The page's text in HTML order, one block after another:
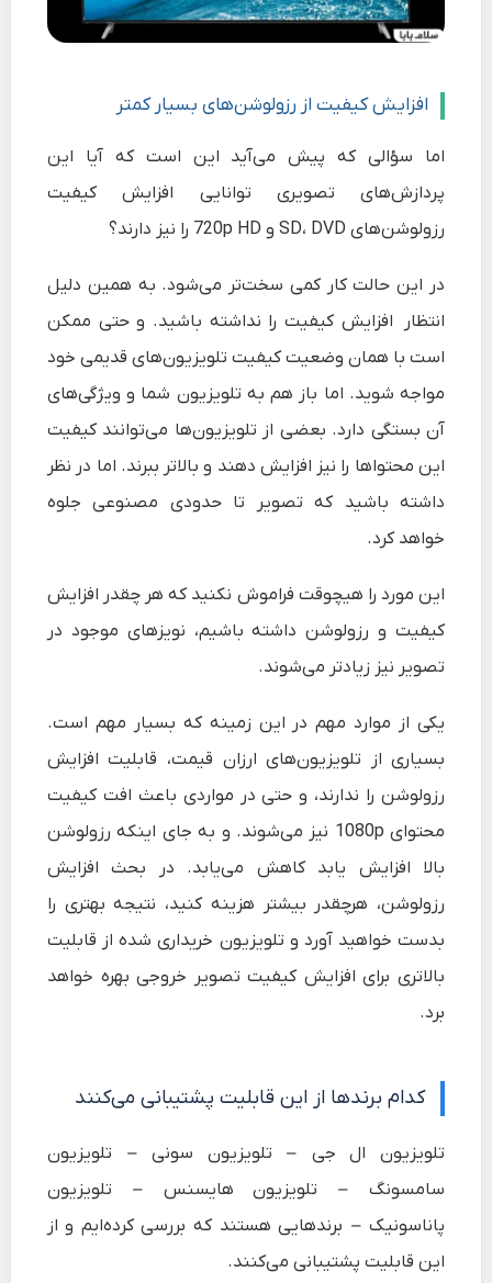
افزایش کیفیت از رزولوشن‌های بسیار کمتر
اما سؤالی که پیش می‌‌آید این است که آیا این
پردازش‌های تصویری توانایی افزایش کیفیت
رزولوشن‌های SD، DVD و 720p HD را نیز دارند؟
در این حالت کار کمی سخت‌تر می‌شود. به همین دلیل
انتظار افزایش کیفیت را نداشته باشید. و حتی ممکن
است با همان وضعیت کیفیت تلویزیون‌های قدیمی خود
مواجه شوید. اما باز هم به تلویزیون شما و ویژگی‌های
آن بستگی دارد. بعضی از تلویزیون‌ها می‌توانند کیفیت
این محتواها را نیز افزایش دهند و بالاتر ببرند. اما در نظر
داشته باشید که تصویر تا حدودی مصنوعی جلوه
خواهد کرد.
این مورد را هیچوقت فراموش نکنید که هر چقدر افزایش
کیفیت و رزولوشن داشته باشیم، نویز‌های موجود در
تصویر نیز زیادتر می‌شوند.
یکی از موارد مهم در این زمینه که بسیار مهم است.
بسیاری از تلویزیون‌های ارزان قیمت، قابلیت افزایش
رزولوشن را ندارند، و حتی در مواردی باعث افت کیفیت
محتوای 1080p نیز می‌شوند. و به جای اینکه رزولوشن
بالا افزایش یابد کاهش می‌یابد. در بحث افزایش
رزولوشن، هرچقدر بیشتر هزینه کنید، نتیجه بهتری را
بدست خواهید آورد و تلویزیون‌ خریداری شده از قابلیت
بالاتری برای افزایش کیفیت تصویر خروجی بهره خواهد
برد.
کدام برندها از این قابلیت پشتیبانی می‌کنند
تلویزیون ال جی – تلویزیون سونی – تلویزیون
سامسونگ – تلویزیون هایسنس – تلویزیون
پاناسونیک – برندهایی هستند که بررسی کرده‌ایم و از
این قابلیت پشتیبانی می‌کنند.